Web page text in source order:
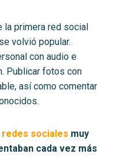
la primera red social
volvió popular.
con audio e
Publicar fotos con
así como comentar
redes sociales muy
cada vez más